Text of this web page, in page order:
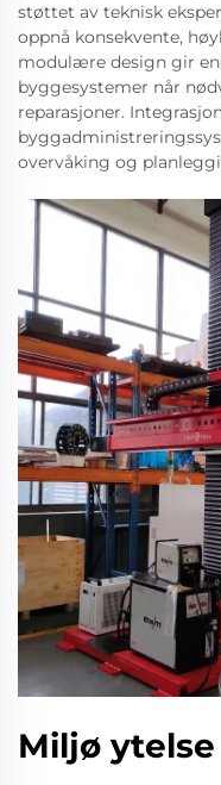
støttet av teknisk
oppnå konsekvente,
modulære design gir
byggesystemer når
reparasjoner.
overvåking og
Miljø ytelse